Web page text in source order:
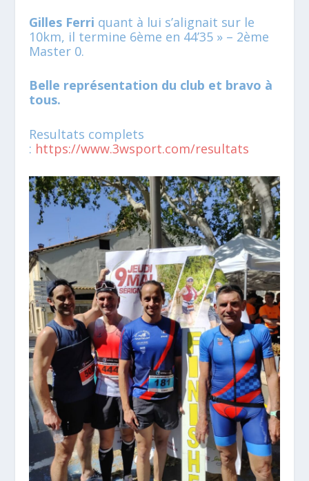
Gilles Ferri quant à lui s’alignait sur le
10km, il termine 6ème en 44’35 » – 2ème
Master 0.
Belle représentation du club et bravo à
tous.
Resultats complets
: https://www.3wsport.com/resultats